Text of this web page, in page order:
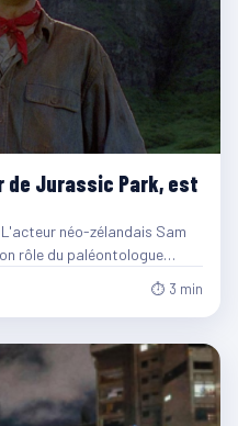
de Jurassic Park, est
néo-zélandais Sam
rôle du paléontologue…
⏱ 3 min